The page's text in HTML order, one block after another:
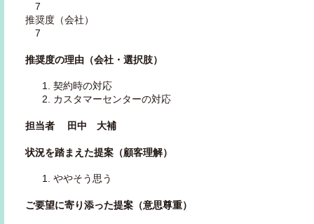
7
推奨度（会社）
7
推奨度の理由（会社・選択肢）
契約時の対応
カスタマーセンターの対応
担当者 田中 大補
状況を踏まえた提案（顧客理解）
ややそう思う
ご要望に寄り添った提案（意思尊重）